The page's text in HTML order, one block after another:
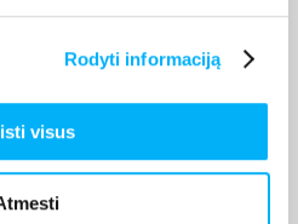
Rodyti informaciją
visus
tą pačią darbo dieną
esantys
tą pačią darbo
kategorijos asortimente